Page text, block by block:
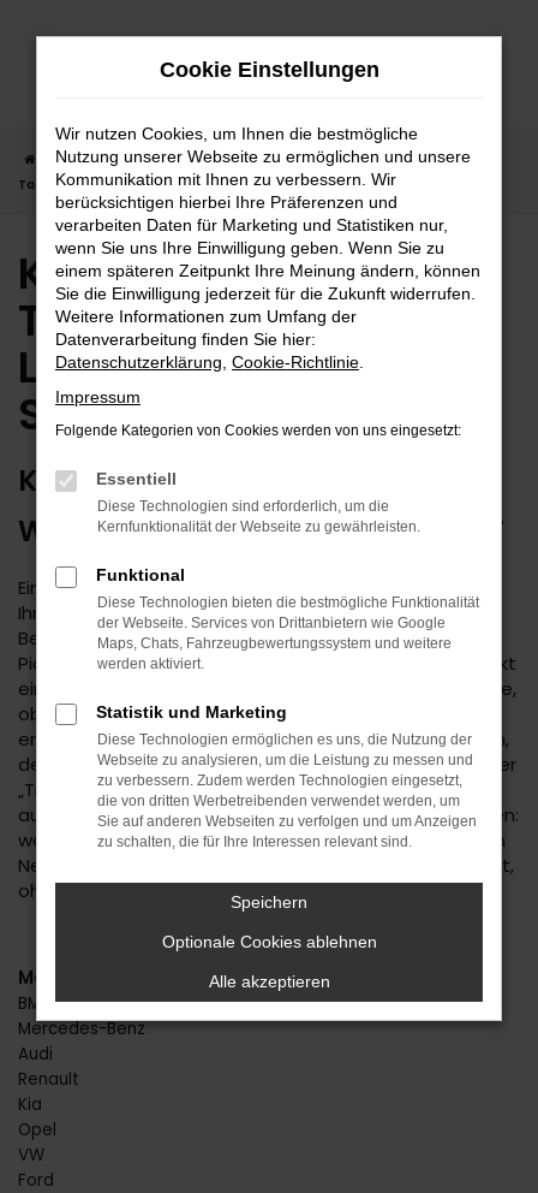
Zum
Startseite Stuttgart Kia Kia Picanto
Kia Picanto
Tageszulassung | Lieferservice nach Stuttgart
Kia Picanto
Tageszulassung |
Lieferservice nach
Stuttgart
KIA PICANTO TAGESZULASSUNG –
WIE GESCHAFFEN FÜR STUTTGART
Eine Kia Picanto Tageszulassung für Stuttgart erhöht
Ihre Mobilität zu einem ungemein günstigen Preis. Die
Besonderheit liegt hier bereits im Namen: eine Kia
Picanto Tageszulassung ist ein Neuwagen, der für exakt
einen Tag zugelassen wurde. Dabei spielt es keine Rolle,
ob die Zulassung in Stuttgart oder einem anderen Ort
erfolgt ist, denn Ihr Fahrzeug ist ohnehin ein Neuwagen,
der noch keinen einzigen Kilometer gefahren wurde. Der
„Trick“ mit der Zulassung für einen Tag ist als Reaktion
auf die Preisvorgaben der Automobilhersteller zu sehen:
wenn diese keine hohen Rabatte ermöglichen, wird ein
Neuwagen kurzerhand zum Gebrauchten umetikettiert,
ohne dass darunter die Qualität leidet.
Marken
BMW
Mercedes-Benz
Audi
Renault
Kia
Opel
VW
Ford
Cookie Einstellungen
Wir nutzen Cookies, um Ihnen die bestmögliche
Nutzung unserer Webseite zu ermöglichen und unsere
Kommunikation mit Ihnen zu verbessern. Wir
berücksichtigen hierbei Ihre Präferenzen und
verarbeiten Daten für Marketing und Statistiken nur,
wenn Sie uns Ihre Einwilligung geben. Wenn Sie zu
einem späteren Zeitpunkt Ihre Meinung ändern, können
Sie die Einwilligung jederzeit für die Zukunft widerrufen.
Weitere Informationen zum Umfang der
Datenverarbeitung finden Sie hier:
Datenschutzerklärung Cookie-Richtlinie
Impressum
Folgende Kategorien von Cookies werden von uns eingesetzt:
Essentiell
Diese Technologien sind erforderlich, um die
Kernfunktionalität der Webseite zu gewährleisten.
Funktional
Diese Technologien bieten die bestmögliche Funktionalität
der Webseite. Services von Drittanbietern wie Google
Maps, Chats, Fahrzeugbewertungssystem und weitere
werden aktiviert.
Statistik und Marketing
Diese Technologien ermöglichen es uns, die Nutzung der
Webseite zu analysieren, um die Leistung zu messen und
zu verbessern. Zudem werden Technologien eingesetzt,
die von dritten Werbetreibenden verwendet werden, um
Sie auf anderen Webseiten zu verfolgen und um Anzeigen
zu schalten, die für Ihre Interessen relevant sind.
Speichern
Optionale Cookies ablehnen
Alle akzeptieren